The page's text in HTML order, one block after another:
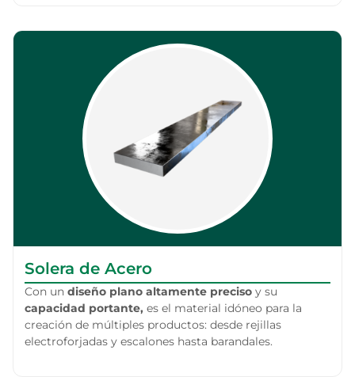
Solera de Acero
Con un diseño plano altamente preciso y su
capacidad portante, es el material idóneo para la
creación de múltiples productos: desde rejillas
electroforjadas y escalones hasta barandales.